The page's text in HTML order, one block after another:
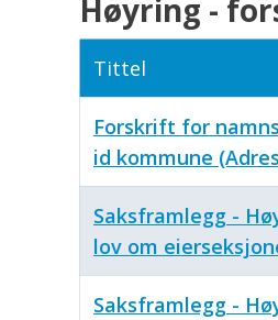
Høyring -
Tittel
Forskrift for
id kommune
Saksframlegg -
lov om
Saksframlegg -